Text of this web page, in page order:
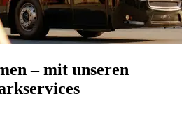
– mit unseren